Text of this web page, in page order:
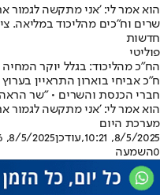
הוא אמר לי: 'אני מתקשה לגמור
שרים וח"כים מהליכוד במליאה.
חדשות
פוליטי
הח"כ מהליכוד: בגלל יוקר
ח"כ אביחי בוארון התראיין
הוא אמר לי: 'אני מתקשה לגמור
מערכת היום
8/5/2025, 10:21
,עודכן8/5/2025, 10:26
0השמעה